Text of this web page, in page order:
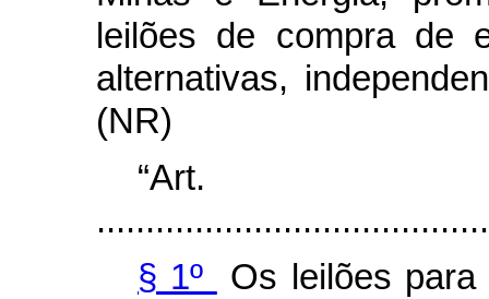
leilões de compra de
alternativas,
(NR)
§ 1º
Os leilões